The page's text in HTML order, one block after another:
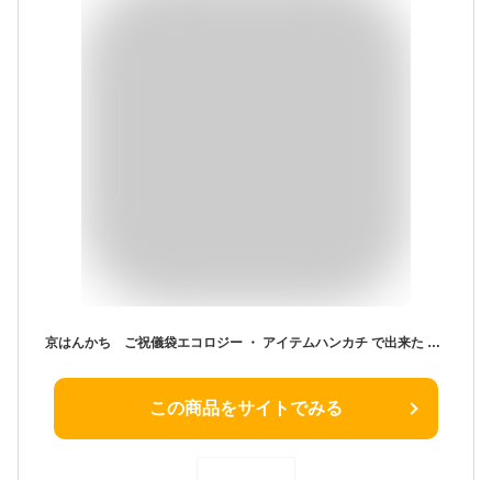
京はんかち ご祝儀袋エコロジー ・ アイテムハンカチ で出来た 御祝儀袋
この商品をサイトでみる